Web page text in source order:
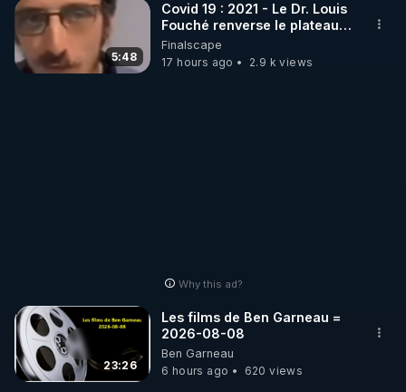
🌱 LA BOUTIQUE DU MAGAZINE
Pour obtenir les anciens numéros que vous avez
🌱 INSTAGRAM
https://www.instagram.com/rdlr_thierrycasasnovas/
5:48
Covid 19 : 2021 - Le Dr. Louis
Fouché renverse le plateau
de CNews !
Finalscape
17 hours ago
2.9 k views
Why this ad?
23:26
Les films de Ben Garneau =
2026-08-08
Ben Garneau
6 hours ago
620 views